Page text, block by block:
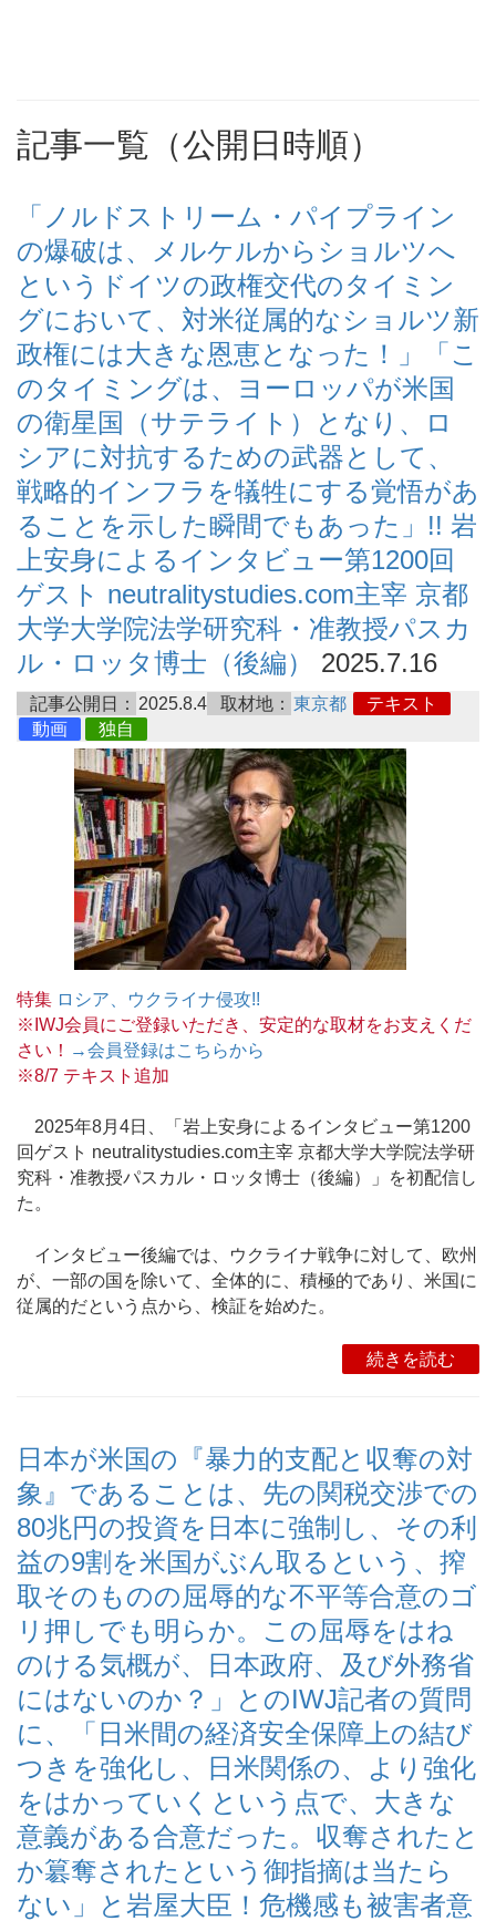
記事一覧（公開日時順）
「ノルドストリーム・パイプライン
の爆破は、メルケルからショルツへ
というドイツの政権交代のタイミン
グにおいて、対米従属的なショルツ新
政権には大きな恩恵となった！」「こ
のタイミングは、ヨーロッパが米国
の衛星国（サテライト）となり、ロ
シアに対抗するための武器として、
戦略的インフラを犠牲にする覚悟があ
ることを示した瞬間でもあった」!! 岩
上安身によるインタビュー第1200回
ゲスト neutralitystudies.com主宰 京都
大学大学院法学研究科・准教授パスカ
ル・ロッタ博士（後編）
2025.7.16
記事公開日： 2025.8.4 取材地： 東京都
テキスト
動画
独自
特集 ロシア、ウクライナ侵攻!!
※IWJ会員にご登録いただき、安定的な取材をお支えくだ
さい！ →会員登録はこちらから
※8/7 テキスト追加
2025年8月4日、「岩上安身によるインタビュー第1200
回ゲスト neutralitystudies.com主宰 京都大学大学院法学研
究科・准教授パスカル・ロッタ博士（後編）」を初配信し
た。
インタビュー後編では、ウクライナ戦争に対して、欧州
が、一部の国を除いて、全体的に、積極的であり、米国に
従属的だという点から、検証を始めた。
続きを読む
日本が米国の『暴力的支配と収奪の対
象』であることは、先の関税交渉での
80兆円の投資を日本に強制し、その利
益の9割を米国がぶん取るという、搾
取そのものの屈辱的な不平等合意のゴ
リ押しでも明らか。この屈辱をはね
のける気概が、日本政府、及び外務省
にはないのか？」とのIWJ記者の質問
に、「日米間の経済安全保障上の結び
つきを強化し、日米関係の、より強化
をはかっていくという点で、大きな
意義がある合意だった。収奪されたと
か簒奪されたという御指摘は当たら
ない」と岩屋大臣！危機感も被害者意